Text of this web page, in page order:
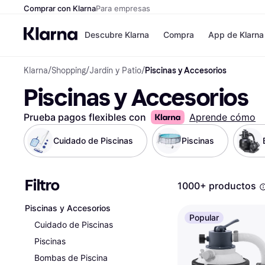
Comprar con KlarnaPara empresas
Descubre Klarna
Formas de pago
Formas de pago
Paga ahora
Paga en 3 plazos
Paga en 30 días
Financiación
Klarna en Apple
Compra
Tiendas
MediaMarkt
Shein
Zalando Prive
Zara
JD Sports
Directorio de
App de Klarna
Klarna/Shopping/Jardín y Patio/Piscinas y Accesorios
Piscinas y Accesorios
Prueba pagos flexibles con Aprende cómo
Cuidado de Piscinas Piscinas
Filtro
Piscinas y Accesorios
Cuidado de Piscinas
Piscinas
Bombas de Piscina
1000+ productos
Popular